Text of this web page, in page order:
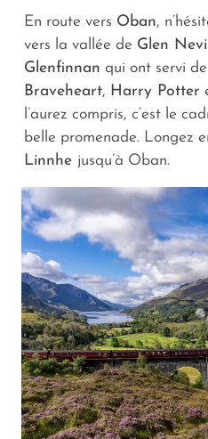
En route vers Oban,
vers la vallée de Glen
Glenfinnan qui ont servi
Braveheart, Harry Potter
l’aurez compris, c’est le
belle promenade. Longez
Linnhe jusqu’à Oban.